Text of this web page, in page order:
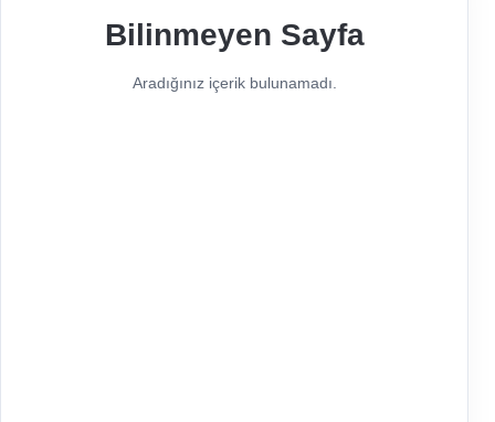
Bilinmeyen Sayfa
Aradığınız içerik bulunamadı.